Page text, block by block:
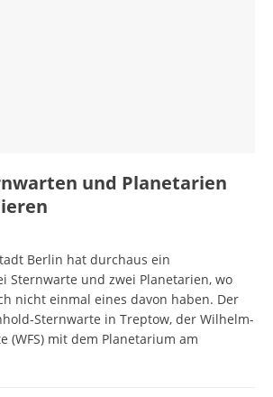
und Planetarien
Berlin hat durchaus ein
Sternwarte und zwei Planetarien, wo
nicht einmal eines davon haben. Der
Sternwarte in Treptow, der Wilhelm-
(WFS) mit dem Planetarium am